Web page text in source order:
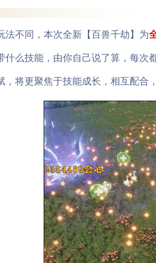
不同，本次全新【百兽千劫】为
么技能，由你自己说了算，每次都
更聚焦于技能成长，相互配合，